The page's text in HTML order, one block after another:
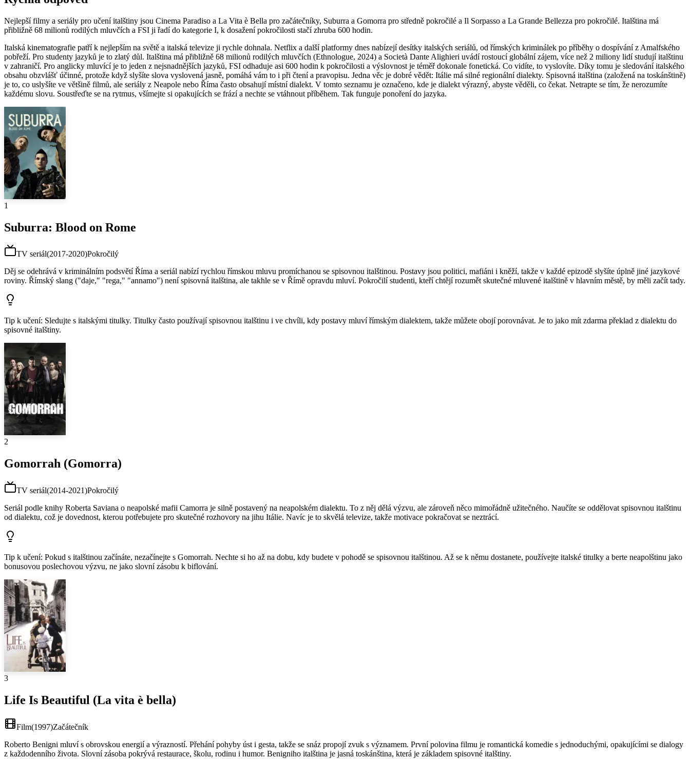
Nejlepší filmy a seriály pro učení italštiny jsou Cinema Paradiso a La Vita è Bella pro začátečníky, Suburra a Gomorra pro středně pokročilé a Il Sorpasso a La Grande Bellezza pro pokročilé. Italština má
přibližně 68 milionů rodilých mluvčích a FSI ji řadí do kategorie I, k dosažení pokročilosti stačí zhruba 600 hodin.
Italská kinematografie patří k nejlepším na světě a italská televize ji rychle dohnala. Netflix a další platformy dnes nabízejí desítky italských seriálů, od římských kriminálek po příběhy o dospívání z Amalfského
pobřeží. Pro studenty jazyků je to zlatý důl. Italština má přibližně 68 milionů rodilých mluvčích (Ethnologue, 2024) a Società Dante Alighieri uvádí rostoucí globální zájem, více než 2 miliony lidí studují italštinu
v zahraničí. Pro anglicky mluvící je to jeden z nejsnadnějších jazyků, FSI odhaduje asi 600 hodin k pokročilosti a výslovnost je téměř dokonale fonetická. Co vidíte, to vyslovíte. Díky tomu je sledování italského
obsahu obzvlášť účinné, protože když slyšíte slova vyslovená jasně, pomáhá vám to i při čtení a pravopisu. Jedna věc je dobré vědět: Itálie má silné regionální dialekty. Spisovná italština (založená na toskánštině)
je to, co uslyšíte ve většině filmů, ale seriály z Neapole nebo Říma často obsahují místní dialekt. V tomto seznamu je označeno, kde je dialekt výrazný, abyste věděli, co čekat. Netrapte se tím, že nerozumíte
každému slovu. Soustřeďte se na rytmus, všímejte si opakujících se frází a nechte se vtáhnout příběhem. Tak funguje ponoření do jazyka.
1
Suburra: Blood on Rome
TV seriál(2017-2020)Pokročilý
Děj se odehrává v kriminálním podsvětí Říma a seriál nabízí rychlou římskou mluvu promíchanou se spisovnou italštinou. Postavy jsou politici, mafiáni i kněží, takže v každé epizodě slyšíte úplně jiné jazykové
roviny. Římský slang ("daje," "rega," "annamo") není spisovná italština, ale takhle se v Římě opravdu mluví. Pokročilí studenti, kteří chtějí rozumět skutečné mluvené italštině v hlavním městě, by měli začít tady.
Tip k učení: Sledujte s italskými titulky. Titulky často používají spisovnou italštinu i ve chvíli, kdy postavy mluví římským dialektem, takže můžete obojí porovnávat. Je to jako mít zdarma překlad z dialektu do
spisovné italštiny.
2
Gomorrah (Gomorra)
TV seriál(2014-2021)Pokročilý
Seriál podle knihy Roberta Saviana o neapolské mafii Camorra je silně postavený na neapolském dialektu. To z něj dělá výzvu, ale zároveň něco mimořádně užitečného. Naučíte se oddělovat spisovnou italštinu
od dialektu, což je dovednost, kterou potřebujete pro skutečné rozhovory na jihu Itálie. Navíc je to skvělá televize, takže motivace pokračovat se neztrácí.
Tip k učení: Pokud s italštinou začínáte, nezačínejte s Gomorrah. Nechte si ho až na dobu, kdy budete v pohodě se spisovnou italštinou. Až se k němu dostanete, používejte italské titulky a berte neapolštinu jako
bonusovou poslechovou výzvu, ne jako slovní zásobu k biflování.
3
Life Is Beautiful (La vita è bella)
Film(1997)Začátečník
Roberto Benigni mluví s obrovskou energií a výrazností. Přehání pohyby úst i gesta, takže se snáz propojí zvuk s významem. První polovina filmu je romantická komedie s jednoduchými, opakujícími se dialogy
z každodenního života. Slovní zásoba pokrývá restaurace, školu, rodinu i humor. Benigniho italština je jasná toskánština, která je základem spisovné italštiny.